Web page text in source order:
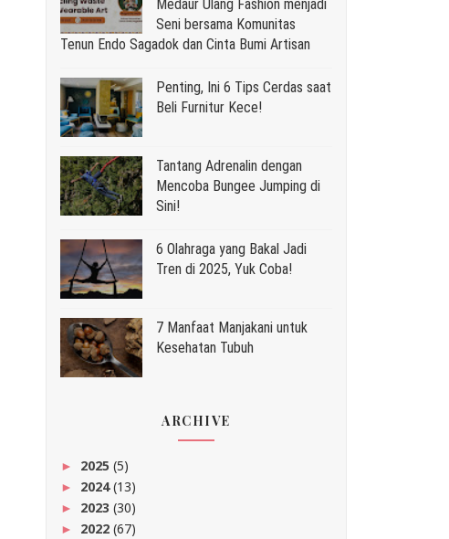
Medaur Ulang Fashion menjadi
Seni bersama Komunitas
Tenun Endo Sagadok dan Cinta Bumi Artisan
Penting, Ini 6 Tips Cerdas saat
Beli Furnitur Kece!
Tantang Adrenalin dengan
Mencoba Bungee Jumping di
Sini!
6 Olahraga yang Bakal Jadi
Tren di 2025, Yuk Coba!
7 Manfaat Manjakani untuk
Kesehatan Tubuh
ARCHIVE
► 2025 (5)
► 2024(13)
► 2023 (30)
► 2022 (67)